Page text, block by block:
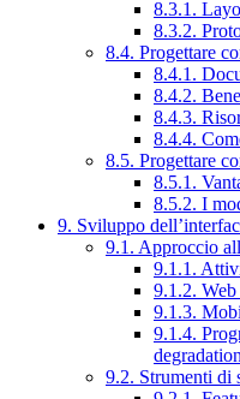
8.3.1.
8.3.2.
8.4. Progettare
8.4.1.
8.4.2.
8.4.3.
8.4.4.
8.5. Progettare
8.5.1.
8.5.2. I
9. Sviluppo
9.1. Approccio
9.1.1.
9.1.2. Web
9.1.3.
9.1.4.
degradation
9.2. Strumenti di